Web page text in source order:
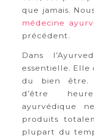
que jamais.
médecine
précédent.
Dans
essentielle. Elle
du bien être.
d’être
ayurvédique
produits
plupart du